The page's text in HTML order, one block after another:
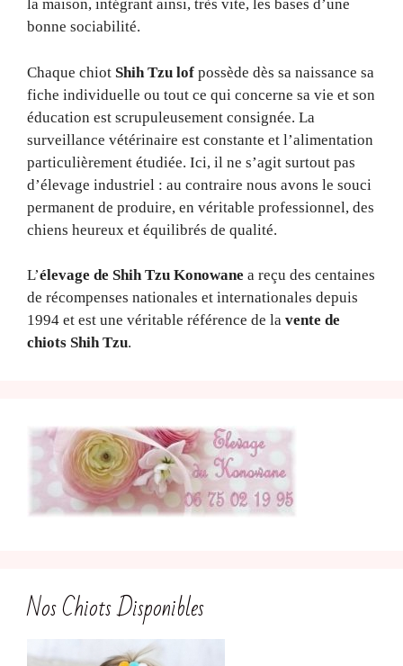
la maison, intégrant ainsi, très vite, les bases d’une
bonne sociabilité.
Chaque chiot Shih Tzu lof possède dès sa naissance sa
fiche individuelle ou tout ce qui concerne sa vie et son
éducation est scrupuleusement consignée. La
surveillance vétérinaire est constante et l’alimentation
particulièrement étudiée. Ici, il ne s’agit surtout pas
d’élevage industriel : au contraire nous avons le souci
permanent de produire, en véritable professionnel, des
chiens heureux et équilibrés de qualité.
L’élevage de Shih Tzu Konowane a reçu des centaines
de récompenses nationales et internationales depuis
1994 et est une véritable référence de la vente de
chiots Shih Tzu.
Nos Chiots Disponibles